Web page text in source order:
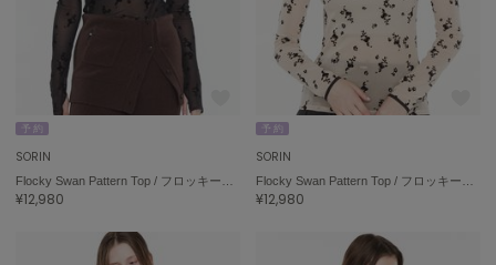
予 約
SORIN
¥12,980
予 約
SORIN
¥12,980